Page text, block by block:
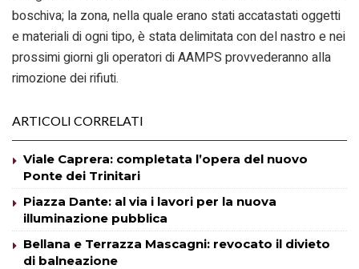
boschiva; la zona, nella quale erano stati accatastati oggetti
e materiali di ogni tipo, è stata delimitata con del nastro e nei
prossimi giorni gli operatori di AAMPS provvederanno alla
rimozione dei rifiuti.
ARTICOLI CORRELATI
Viale Caprera: completata l’opera del nuovo
Ponte dei Trinitari
Piazza Dante: al via i lavori per la nuova
illuminazione pubblica
Bellana e Terrazza Mascagni: revocato il divieto
di balneazione